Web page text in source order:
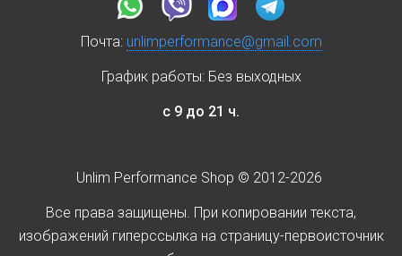
Почта: unlimperformance@gmail.com
График работы: Без выходных
с 9 до 21 ч.
Unlim Performance Shop © 2012-2026
Все права защищены. При копировании текста,
изображений гиперссылка на страницу-первоисточник